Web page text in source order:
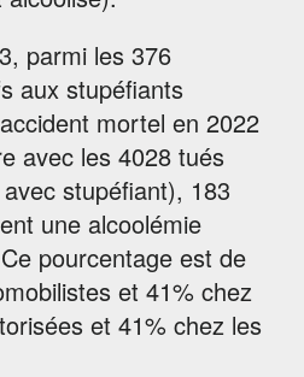
parmi les 376
aux stupéfiants
mortel en 2022
avec les 4028 tués
stupéfiant), 183
une alcoolémie
pourcentage est de
et 41% chez
et 41% chez les